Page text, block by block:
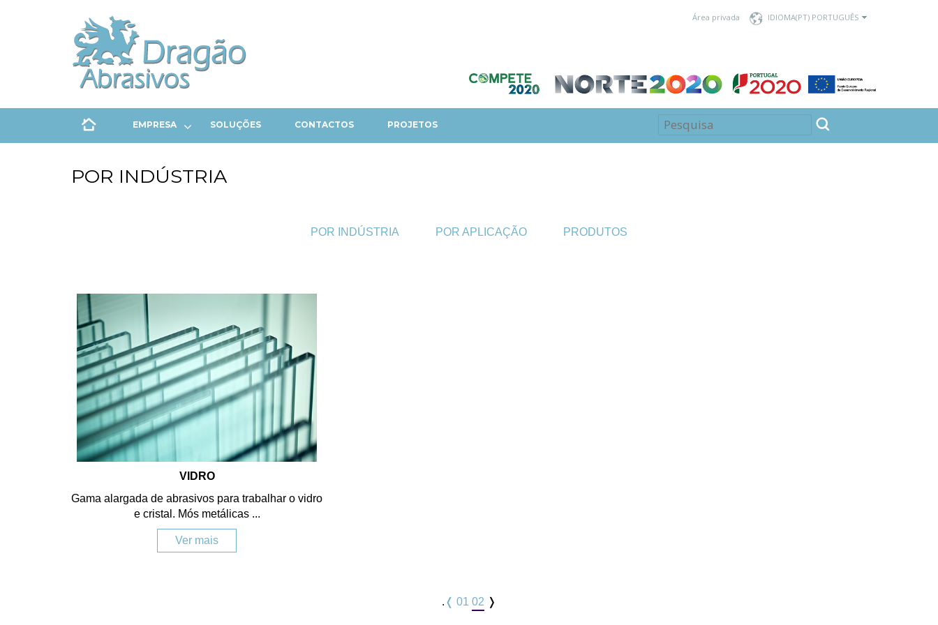
Área privada IDIOMA
EMPRESA SOLUÇÕES CONTACTOS PROJETOS
POR INDÚSTRIA
POR INDÚSTRIA POR APLICAÇÃO PRODUTOS
VIDRO
Gama alargada de abrasivos para trabalhar o vidro
e cristal. Mós metálicas ...
Ver mais
. ❬ 01 02 ❭